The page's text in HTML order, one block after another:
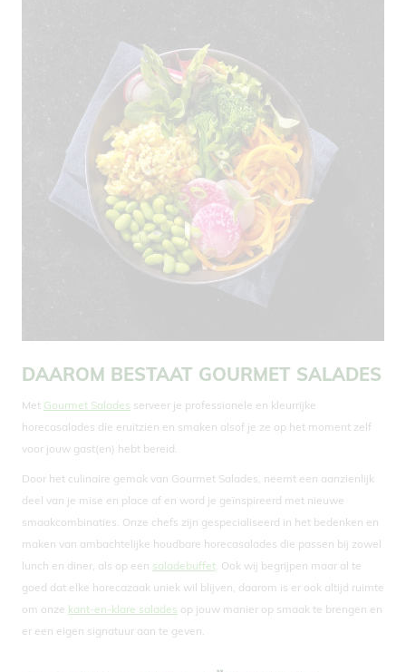
DAAROM BESTAAT GOURMET SALADES
Met Gourmet Salades serveer je professionele en kleurrijke
horecasalades die eruitzien en smaken alsof je ze op het moment zelf
voor jouw gast(en) hebt bereid.
Door het culinaire gemak van Gourmet Salades, neemt een aanzienlijk
deel van je mise en place af en word je geïnspireerd met nieuwe
smaakcombinaties. Onze chefs zijn gespecialiseerd in het bedenken en
maken van ambachtelijke houdbare horecasalades die passen bij zowel
lunch en diner, als op een saladebuffet. Ook wij begrijpen maar al te
goed dat elke horecazaak uniek wil blijven, daarom is er ook altijd ruimte
om onze kant-en-klare salades op jouw manier op smaak te brengen en
er een eigen signatuur aan te geven.